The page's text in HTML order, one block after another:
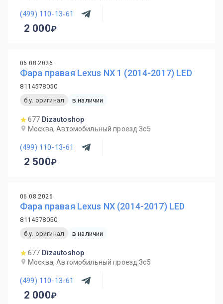
(499) 110-13-61
2 000
06.08.2026
Фара правая Lexus NX 1 (2014-2017) LED
8114578050
б.у. оригинал
в наличии
677 Dizautoshop
Москва, Автомобильный проезд 3с5
(499) 110-13-61
2 500
06.08.2026
Фара правая Lexus NX (2014-2017) LED
8114578050
б.у. оригинал
в наличии
677 Dizautoshop
Москва, Автомобильный проезд 3с5
(499) 110-13-61
2 000